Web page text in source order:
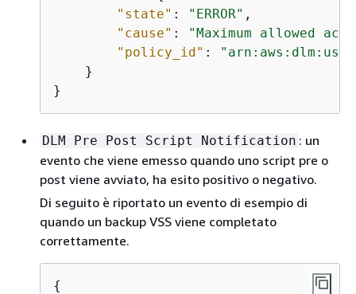
"state" : "ERROR" ,
"cause" :
"Maximum allowed
"policy_id" :
"arn:aws:dlm:us-
    }
}
DLM Pre Post Script Notification : un
evento che viene emesso quando uno script pre o
post viene avviato, ha esito positivo o negativo.
Di seguito è riportato un evento di esempio di
quando un backup VSS viene completato
correttamente.
{